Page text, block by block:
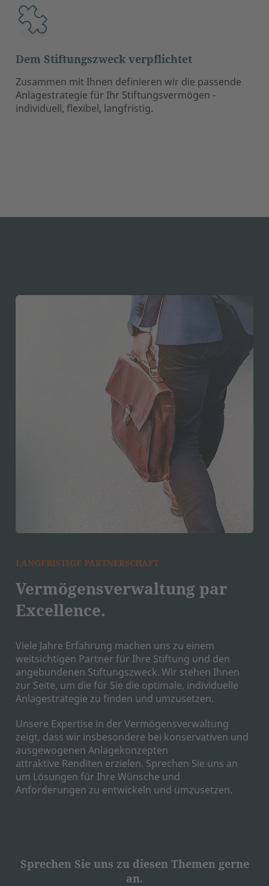
Dem Stiftungszweck verpflichtet
Zusammen mit Ihnen definieren wir die passende
Anlagestrategie für Ihr Stiftungsvermögen -
individuell, flexibel, langfristig.
LANGFRISTIGE PARTNERSCHAFT
Vermögensverwaltung par
Excellence.
Viele Jahre Erfahrung machen uns zu einem
weitsichtigen Partner für Ihre Stiftung und den
angebundenen Stiftungszweck. Wir stehen Ihnen
zur Seite, um die für Sie die optimale, individuelle
Anlagestrategie zu finden und umzusetzen.
Unsere Expertise in der Vermögensverwaltung
zeigt, dass wir insbesondere bei konservativen und
ausgewogenen Anlagekonzepten
attraktive Renditen erzielen. Sprechen Sie uns an
um Lösungen für Ihre Wünsche und
Anforderungen zu entwickeln und umzusetzen.
Sprechen Sie uns zu diesen Themen gerne
an.